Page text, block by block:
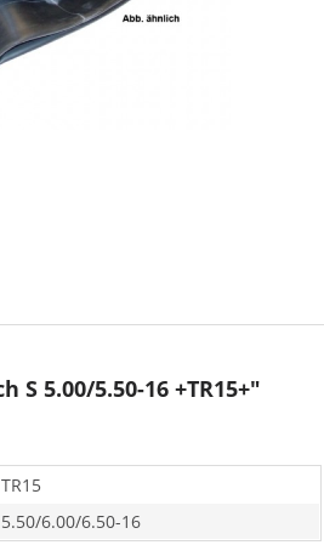
5.00/5.50-16 +TR15+"
TR15
5.50/6.00/6.50-16